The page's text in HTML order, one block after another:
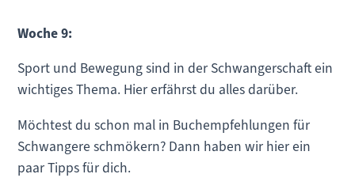
Woche 9:
Sport und Bewegung sind in der Schwangerschaft ein
wichtiges Thema. Hier erfährst du alles darüber.
Möchtest du schon mal in Buchempfehlungen für
Schwangere schmökern? Dann haben wir hier ein
paar Tipps für dich.